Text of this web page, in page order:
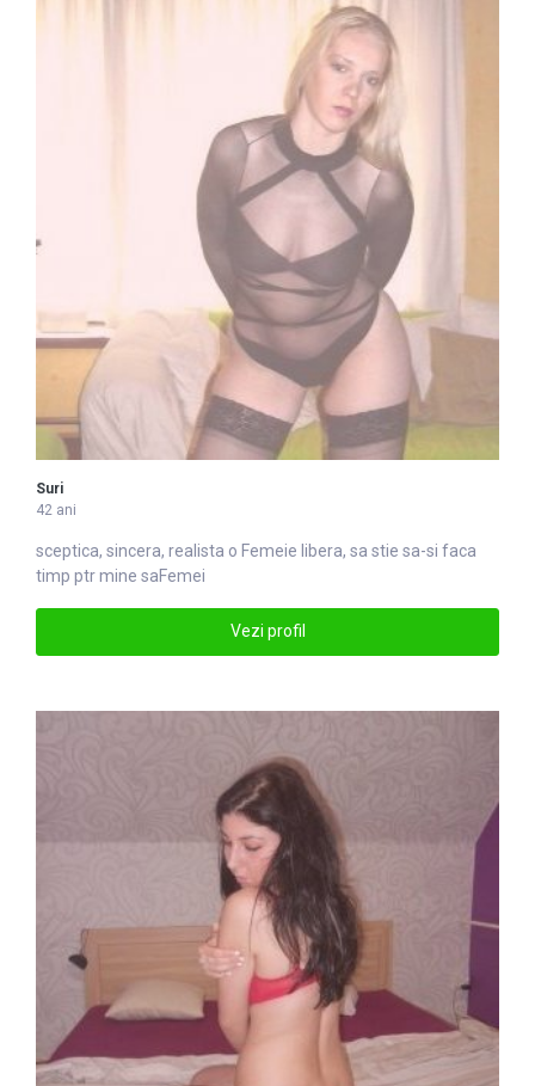
Suri
42 ani
sceptica, sincera, realista o Femeie libera, sa stie sa-si faca
timp ptr mine saFemei
Vezi profil